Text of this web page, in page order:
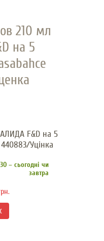
F&D на 5
Уцінка
– сьогодні чи
завтра